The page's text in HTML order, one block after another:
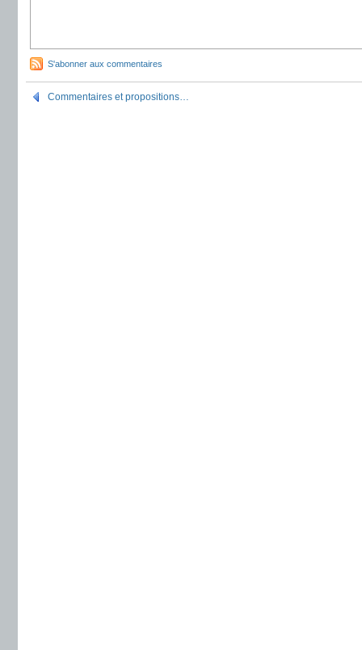
S'abonner aux commentaires
Commentaires et propositions…